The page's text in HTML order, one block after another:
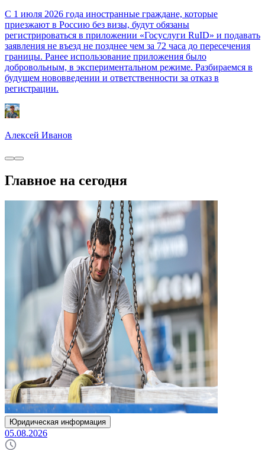
С 1 июля 2026 года иностранные граждане, которые
приезжают в Россию без визы, будут обязаны
регистрироваться в приложении «Госуслуги RuID» и подавать
заявления не въезд не позднее чем за 72 часа до пересечения
границы. Ранее использование приложения было
добровольным, в экспериментальном режиме. Разбираемся в
будущем нововведении и ответственности за отказ в
регистрации.
Алексей Иванов
Главное на сегодня
Юридическая информация
05.08.2026